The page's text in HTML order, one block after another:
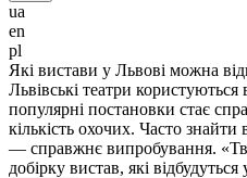
ua
en
pl
Які вистави у Львові можна
Львівські театри
популярні постановки стає
кількість охочих. Часто
— справжнє випробування. «
добірку вистав, які